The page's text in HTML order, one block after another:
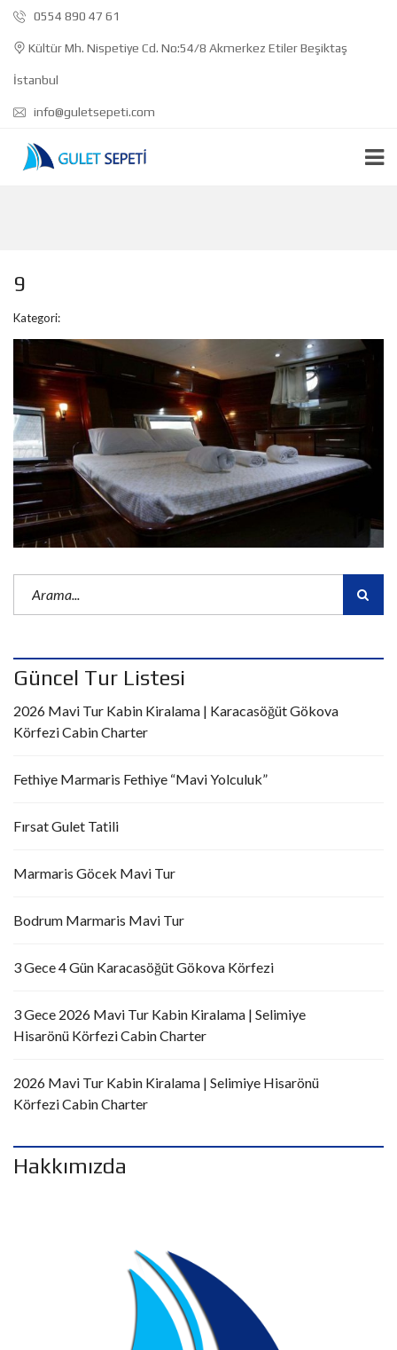
0554 890 47 61
Kültür Mh. Nispetiye Cd. No:54/8 Akmerkez Etiler Beşiktaş
İstanbul
info@guletsepeti.com
9
Kategori:
Güncel Tur Listesi
2026 Mavi Tur Kabin Kiralama | Karacasöğüt Gökova
Körfezi Cabin Charter
Fethiye Marmaris Fethiye “Mavi Yolculuk”
Fırsat Gulet Tatili
Marmaris Göcek Mavi Tur
Bodrum Marmaris Mavi Tur
3 Gece 4 Gün Karacasöğüt Gökova Körfezi
3 Gece 2026 Mavi Tur Kabin Kiralama | Selimiye
Hisarönü Körfezi Cabin Charter
2026 Mavi Tur Kabin Kiralama | Selimiye Hisarönü
Körfezi Cabin Charter
Hakkımızda